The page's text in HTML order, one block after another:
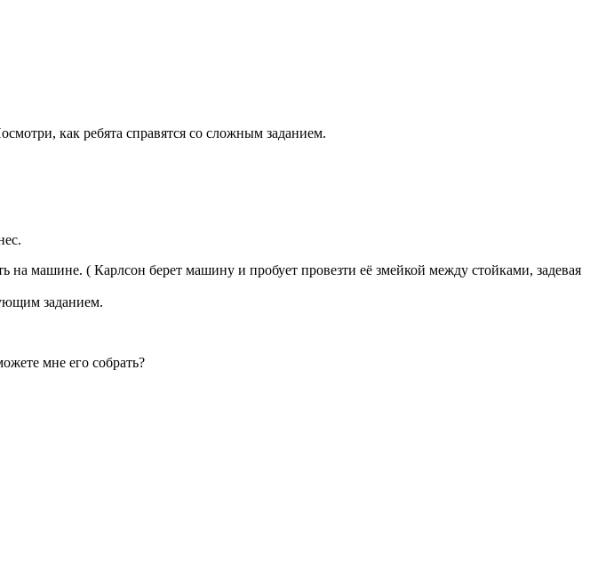
как ребята справятся со сложным заданием.
на машине. ( Карлсон берет машину и пробует провезти её змейкой между стойками, задевая
заданием.
мне его собрать?